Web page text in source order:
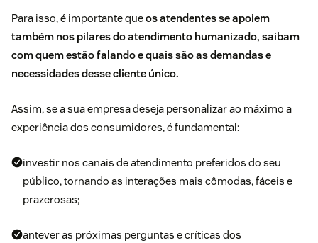
Para isso, é importante queos atendentes se apoiem
também nos pilares do atendimento humanizado, saibam
com quem estão falando e quais são as demandas e
necessidades desse cliente único.
Assim, se a sua empresa deseja personalizar ao máximo a
experiência dos consumidores, é fundamental:
investir nos canais de atendimento preferidos do seu
público, tornando as interações mais cômodas, fáceis e
prazerosas;
antever as próximas perguntas e críticas dos